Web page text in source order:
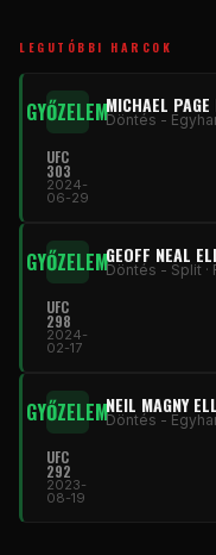
LEGUTÓBBI HARCOK
GYŐZELEMMICHAEL PAGE
Döntés -
UFC
303
2024-
06-29
GYŐZELEMGEOFF NEAL
Döntés - Split ·
UFC
298
2024-
02-17
GYŐZELEMNEIL MAGNY
Döntés -
UFC
292
2023-
08-19